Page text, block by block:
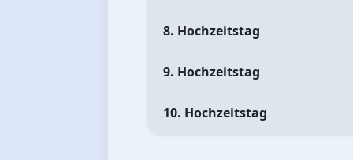
8. Hochzeitstag
9. Hochzeitstag
10. Hochzeitstag